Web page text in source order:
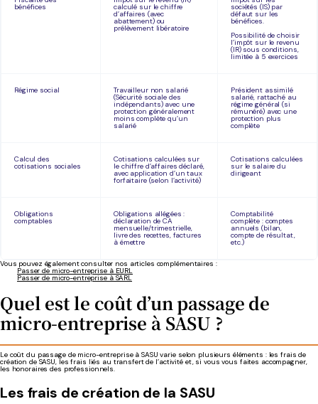
bénéfices calculé sur le chiffre
d’affaires (avec
abattement) ou
prélèvement libératoire
sociétés (IS) par
défaut sur les
bénéfices.
Possibilité de choisir
l’impôt sur le revenu
(IR) sous conditions,
limitée à 5 exercices
Régime social Travailleur non salarié
(Sécurité sociale des
indépendants) avec une
protection généralement
moins complète qu’un
salarié
Président assimilé
salarié, rattaché au
régime général (si
rémunéré) avec une
protection plus
complète
Calcul des
cotisations sociales
Cotisations calculées sur
le chiffre d’affaires déclaré,
avec application d’un taux
forfaitaire (selon l’activité)
Cotisations calculées
sur le salaire du
dirigeant
Obligations
comptables
Obligations allégées :
déclaration de CA
mensuelle/trimestrielle,
livre des recettes, factures
à émettre
Comptabilité
complète : comptes
annuels (bilan,
compte de résultat,
etc.)
Vous pouvez également consulter nos articles complémentaires :
Passer de micro-entreprise à EURL
Passer de micro-entreprise à SARL
Quel est le coût d’un passage de
micro-entreprise à SASU ?
Le coût du passage de micro-entreprise à SASU varie selon plusieurs éléments : les frais de
création de SASU, les frais liés au transfert de l’activité et, si vous vous faites accompagner,
les honoraires des professionnels.
Les frais de création de la SASU